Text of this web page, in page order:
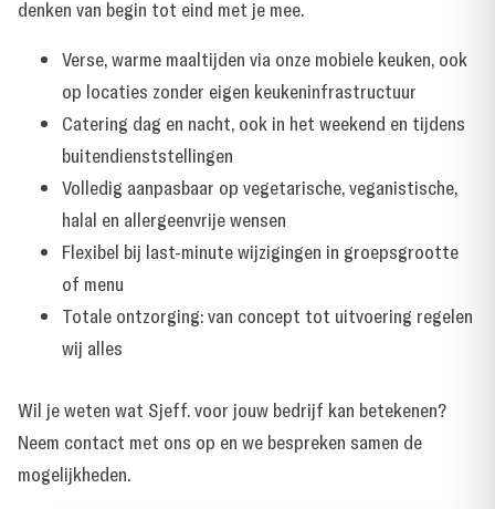
denken van begin tot eind met je mee.
Verse, warme maaltijden via onze mobiele keuken, ook
op locaties zonder eigen keukeninfrastructuur
Catering dag en nacht, ook in het weekend en tijdens
buitendienststellingen
Volledig aanpasbaar op vegetarische, veganistische,
halal en allergeenvrije wensen
Flexibel bij last-minute wijzigingen in groepsgrootte
of menu
Totale ontzorging: van concept tot uitvoering regelen
wij alles
Wil je weten wat Sjeff. voor jouw bedrijf kan betekenen?
Neem contact met ons op en we bespreken samen de
mogelijkheden.